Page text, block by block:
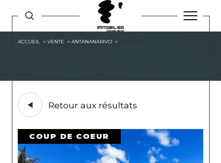
ACCUEIL VENTE ANTANANARIVO
Retour aux résultats
COUP DE COEUR